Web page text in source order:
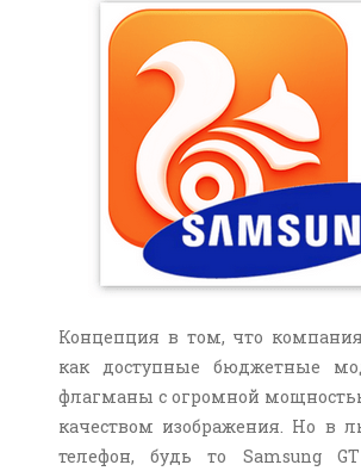
Концепция в том, что
как доступные бюджетные
флагманы с огромной
качеством изображения. Но в
телефон, будь то Samsung